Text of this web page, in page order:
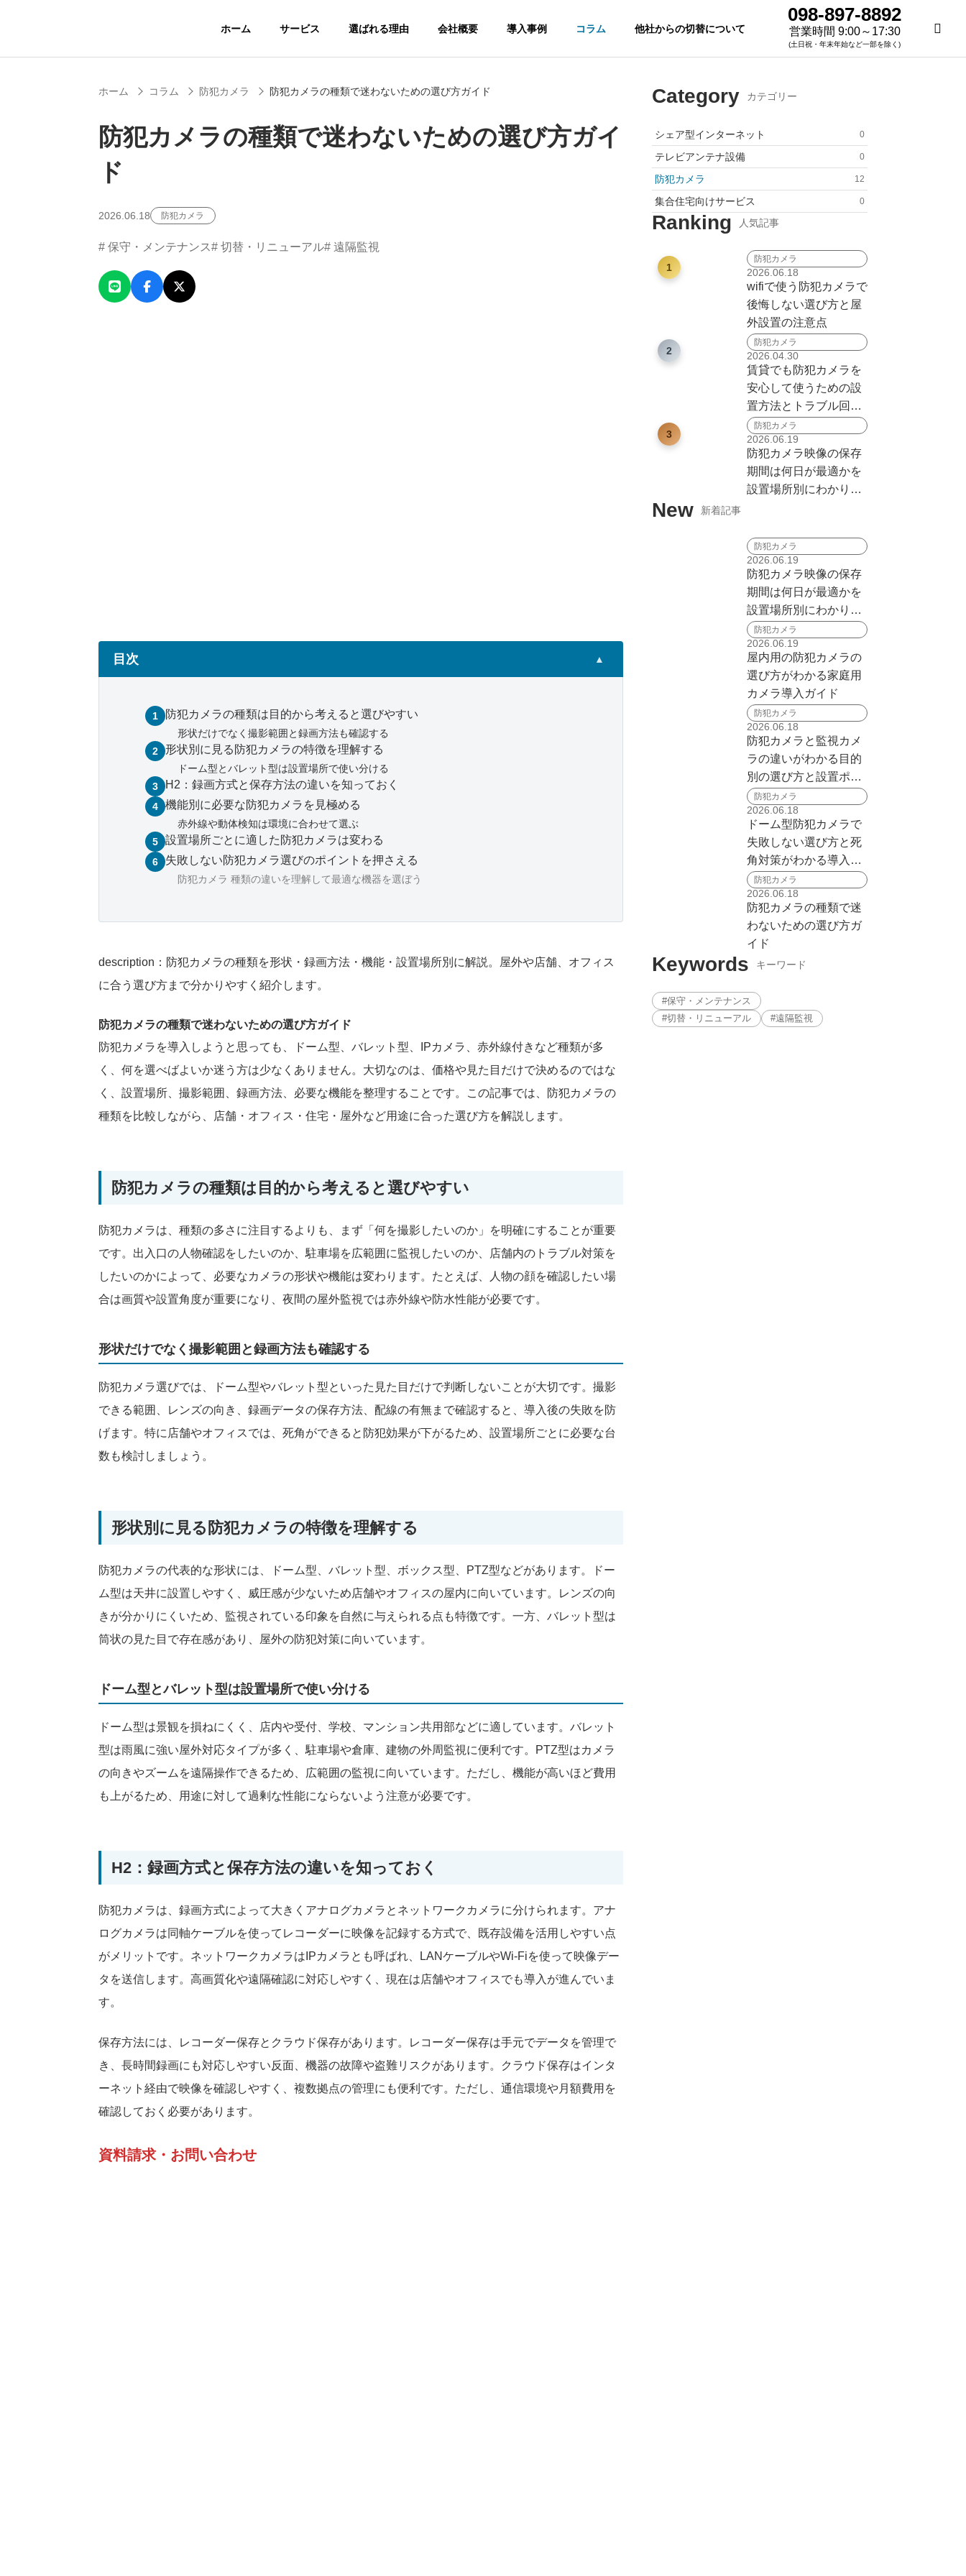
098-897-8892
営業時間 9:00～17:30
(土日祝・年末年始など一部を除く)
ホーム サービス 選ばれる理由 会社概要 導入事例 コラム 他社からの切替について
SERVICE
事業案内
Services for ​Apar
tment Complexes​
集合住宅向けサービス​
ホーム コラム 防犯カメラ 防犯カメラの種類で迷わないための選び方ガイド
防犯カメラの種類で迷わないための選び方ガイ
ド
2026.06.18 防犯カメラ
保守・メンテナンス 切替・リニューアル 遠隔監視
目次 ▲
防犯カメラの種類は目的から考えると選びやすい
形状だけでなく撮影範囲と録画方法も確認する
形状別に見る防犯カメラの特徴を理解する
ドーム型とバレット型は設置場所で使い分ける
H2：録画方式と保存方法の違いを知っておく
機能別に必要な防犯カメラを見極める
赤外線や動体検知は環境に合わせて選ぶ
設置場所ごとに適した防犯カメラは変わる
失敗しない防犯カメラ選びのポイントを押さえる
防犯カメラ 種類の違いを理解して最適な機器を選ぼう
description：防犯カメラの種類を形状・録画方法・機能・設置場所別に解説。屋外や店舗、オフィス
に合う選び方まで分かりやすく紹介します。
防犯カメラの種類で迷わないための選び方ガイド
防犯カメラを導入しようと思っても、ドーム型、バレット型、IPカメラ、赤外線付きなど種類が多
く、何を選べばよいか迷う方は少なくありません。大切なのは、価格や見た目だけで決めるのではな
く、設置場所、撮影範囲、録画方法、必要な機能を整理することです。この記事では、防犯カメラの
種類を比較しながら、店舗・オフィス・住宅・屋外など用途に合った選び方を解説します。
防犯カメラの種類は目的から考えると選びやすい
防犯カメラは、種類の多さに注目するよりも、まず「何を撮影したいのか」を明確にすることが重要
です。出入口の人物確認をしたいのか、駐車場を広範囲に監視したいのか、店舗内のトラブル対策を
したいのかによって、必要なカメラの形状や機能は変わります。たとえば、人物の顔を確認したい場
合は画質や設置角度が重要になり、夜間の屋外監視では赤外線や防水性能が必要です。
形状だけでなく撮影範囲と録画方法も確認する
防犯カメラ選びでは、ドーム型やバレット型といった見た目だけで判断しないことが大切です。撮影
できる範囲、レンズの向き、録画データの保存方法、配線の有無まで確認すると、導入後の失敗を防
げます。特に店舗やオフィスでは、死角ができると防犯効果が下がるため、設置場所ごとに必要な台
数も検討しましょう。
形状別に見る防犯カメラの特徴を理解する
防犯カメラの代表的な形状には、ドーム型、バレット型、ボックス型、PTZ型などがあります。ドー
ム型は天井に設置しやすく、威圧感が少ないため店舗やオフィスの屋内に向いています。レンズの向
きが分かりにくいため、監視されている印象を自然に与えられる点も特徴です。一方、バレット型は
筒状の見た目で存在感があり、屋外の防犯対策に向いています。
ドーム型とバレット型は設置場所で使い分ける
ドーム型は景観を損ねにくく、店内や受付、学校、マンション共用部などに適しています。バレット
型は雨風に強い屋外対応タイプが多く、駐車場や倉庫、建物の外周監視に便利です。PTZ型はカメラ
の向きやズームを遠隔操作できるため、広範囲の監視に向いています。ただし、機能が高いほど費用
も上がるため、用途に対して過剰な性能にならないよう注意が必要です。
H2：録画方式と保存方法の違いを知っておく
防犯カメラは、録画方式によって大きくアナログカメラとネットワークカメラに分けられます。アナ
ログカメラは同軸ケーブルを使ってレコーダーに映像を記録する方式で、既存設備を活用しやすい点
がメリットです。ネットワークカメラはIPカメラとも呼ばれ、LANケーブルやWi-Fiを使って映像デー
タを送信します。高画質化や遠隔確認に対応しやすく、現在は店舗やオフィスでも導入が進んでいま
す。
保存方法には、レコーダー保存とクラウド保存があります。レコーダー保存は手元でデータを管理で
き、長時間録画にも対応しやすい反面、機器の故障や盗難リスクがあります。クラウド保存はインタ
ーネット経由で映像を確認しやすく、複数拠点の管理にも便利です。ただし、通信環境や月額費用を
確認しておく必要があります。
資料請求・お問い合わせ
Category カテゴリー
シェア型インターネット 0
テレビアンテナ設備 0
防犯カメラ 12
集合住宅向けサービス​ 0
Ranking 人気記事
1
防犯カメラ
2026.06.18
wifiで使う防犯カメラで
後悔しない選び方と屋
外設置の注意点
2
防犯カメラ
2026.04.30
賃貸でも防犯カメラを
安心して使うための設
置方法とトラブル回避
ガイド
3
防犯カメラ
2026.06.19
防犯カメラ映像の保存
期間は何日が最適かを
設置場所別にわかりや
New 新着記事
防犯カメラ
2026.06.19
防犯カメラ映像の保存
期間は何日が最適かを
設置場所別にわかりや
すく解説
防犯カメラ
2026.06.19
屋内用の防犯カメラの
選び方がわかる家庭用
カメラ導入ガイド
防犯カメラ
2026.06.18
防犯カメラと監視カメ
ラの違いがわかる目的
別の選び方と設置ポイ
ント
防犯カメラ
2026.06.18
ドーム型防犯カメラで
失敗しない選び方と死
角対策がわかる導入ガ
イド
防犯カメラ
2026.06.18
防犯カメラの種類で迷
わないための選び方ガ
イド
Keywords キーワード
#保守・メンテナンス
#切替・リニューアル
#遠隔監視